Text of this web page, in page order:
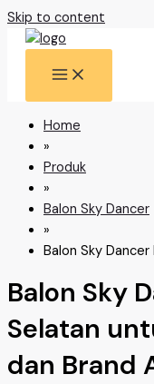
Skip to content
Home
»
Produk
»
Balon Sky Dancer
»
Balon Sky
Balon Sky
Selatan
dan Brand